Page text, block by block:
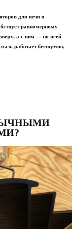
для печи в
равномерному
а с ним — по всей
работает бесшумно,